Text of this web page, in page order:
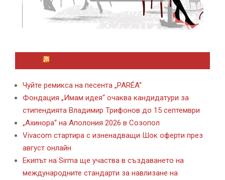
Чуйте ремикса на песента „PARÉA“
Фондация „Имам идея“ очаква кандидатури за
стипендията Владимир Трифонов до 15 септември
„Ахинора“ на Аполония 2026 в Созопол
Vivacom стартира с изненадващи Шок оферти през
август онлайн
Екипът на Sirma ще участва в създаването на
международните стандарти за навлизане на